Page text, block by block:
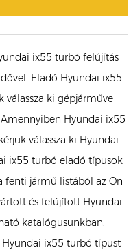
ix55 turbó felújítás
Eladó Hyundai ix55
ki gépjárműve
Hyundai ix55
válassza ki Hyundai
ix55 turbó eladó típusok
fenti jármű listából az Ön
és felújított Hyundai
katalógusunkban.
ix55 turbó típust